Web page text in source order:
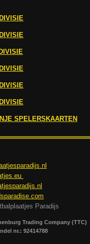
SPELERSKAARTEN
Paradijs
Trading Company (TTC)
nr.: 92414788